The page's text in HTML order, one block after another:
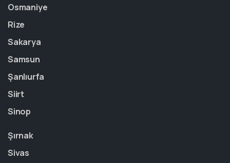
Osmaniye
Rize
Sakarya
Samsun
Şanlıurfa
Siirt
Sinop
Şırnak
Sivas